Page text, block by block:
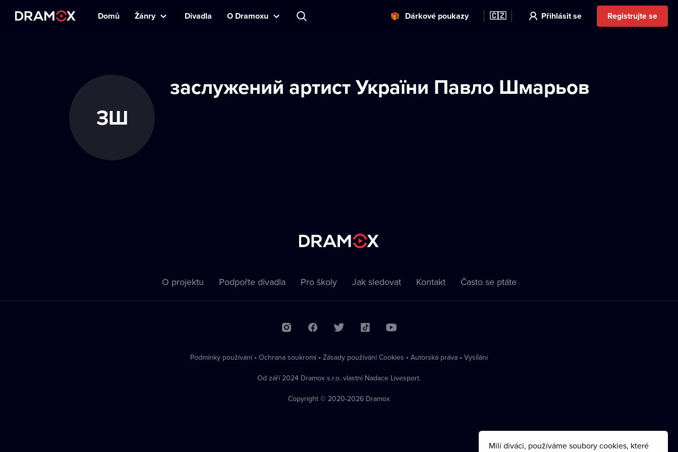
Domů Žánry Divadla O Dramoxu Dárkové poukazy 🇨🇿 Přihlásit se Registrujte se
ЗШ
заслужений артист України Павло Шмарьов
O projektu Podpořte divadla Pro školy Jak sledovat Kontakt Často se ptáte
Podmínky používání • Ochrana soukromí • Zásady používání Cookies • Autorská práva • Vysílání
Od září 2024 Dramox s.r.o. vlastní Nadace Livesport.
Copyright © 2020-2026 Dramox
Milí diváci, používáme soubory cookies, které